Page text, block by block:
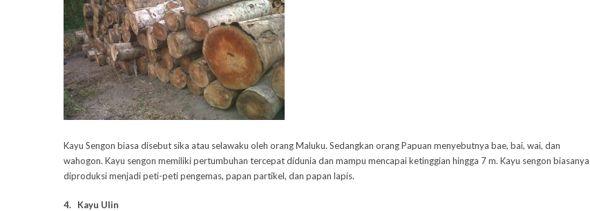
Kayu Sengon biasa disebut sika atau selawaku oleh orang Maluku. Sedangkan orang Papuan menyebutnya bae, bai, wai, dan
wahogon. Kayu sengon memiliki pertumbuhan tercepat didunia dan mampu mencapai ketinggian hingga 7 m. Kayu sengon biasanya
diproduksi menjadi peti-peti pengemas, papan partikel, dan papan lapis.
4. Kayu Ulin